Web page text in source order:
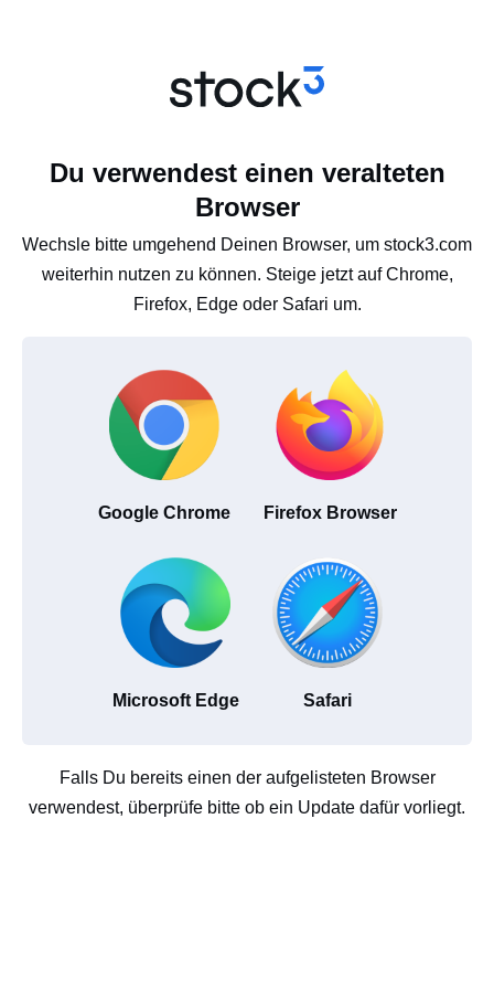
Du verwendest einen veralteten
Browser
Wechsle bitte umgehend Deinen Browser, um stock3.com
weiterhin nutzen zu können. Steige jetzt auf Chrome,
Firefox, Edge oder Safari um.
Google Chrome Firefox Browser
Microsoft Edge Safari
Falls Du bereits einen der aufgelisteten Browser
verwendest, überprüfe bitte ob ein Update dafür vorliegt.